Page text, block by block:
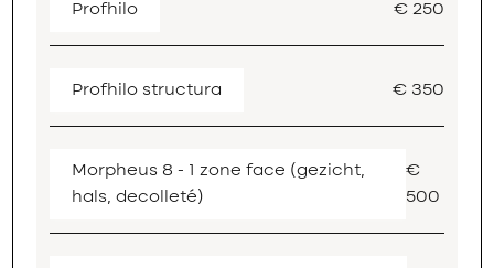
Profhilo € 250
Profhilo structura € 350
Morpheus 8 - 1 zone face (gezicht,
hals, decolleté)
€
500